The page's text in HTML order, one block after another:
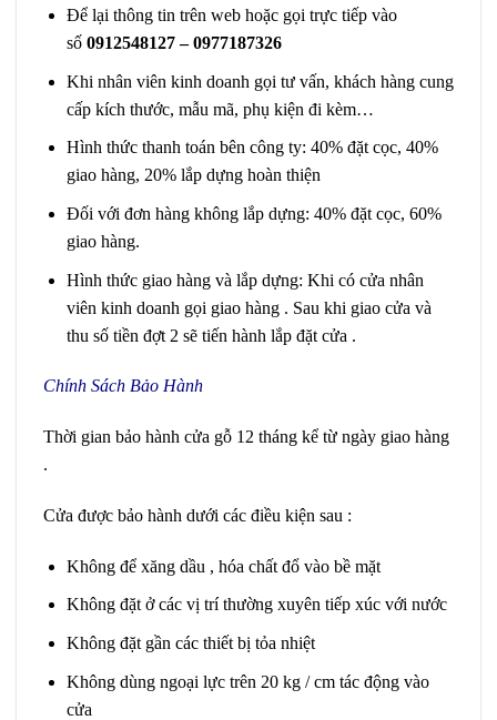
Để lại thông tin trên web hoặc gọi trực tiếp vào
số 0912548127 – 0977187326
Khi nhân viên kinh doanh gọi tư vấn, khách hàng cung
cấp kích thước, mẫu mã, phụ kiện đi kèm…
Hình thức thanh toán bên công ty: 40% đặt cọc, 40%
giao hàng, 20% lắp dựng hoàn thiện
Đối với đơn hàng không lắp dựng: 40% đặt cọc, 60%
giao hàng.
Hình thức giao hàng và lắp dựng: Khi có cửa nhân
viên kinh doanh gọi giao hàng . Sau khi giao cửa và
thu số tiền đợt 2 sẽ tiến hành lắp đặt cửa .
Chính Sách Bảo Hành
Thời gian bảo hành cửa gỗ 12 tháng kể từ ngày giao hàng
.
Cửa được bảo hành dưới các điều kiện sau :
Không để xăng dầu , hóa chất đổ vào bề mặt
Không đặt ở các vị trí thường xuyên tiếp xúc với nước
Không đặt gần các thiết bị tỏa nhiệt
Không dùng ngoại lực trên 20 kg / cm tác động vào
cửa